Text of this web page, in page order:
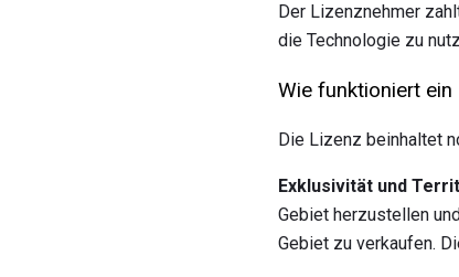
Der Lizenznehmer
die Technologie zu
Wie funktioniert ein
Die Lizenz beinhaltet
Exklusivität und
Gebiet herzustellen
Gebiet zu verkaufen.